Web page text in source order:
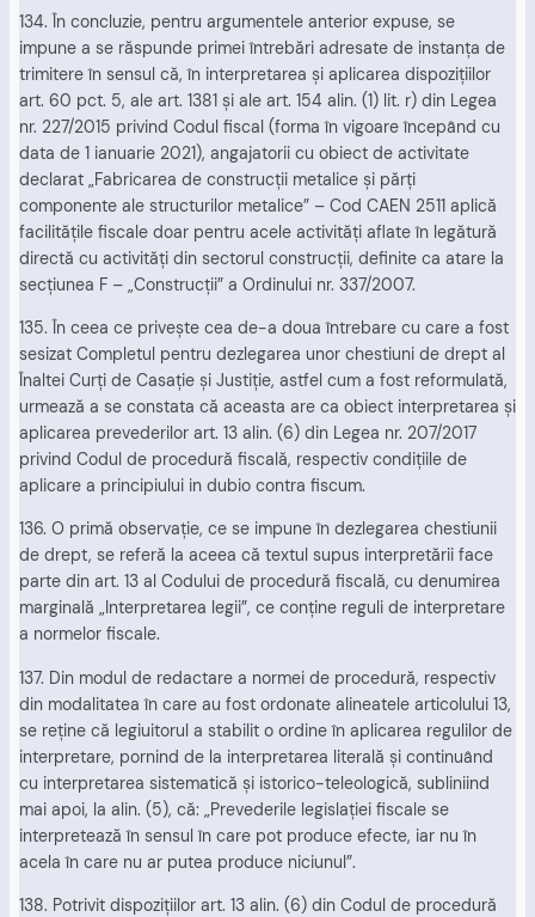
134. În concluzie, pentru argumentele anterior expuse, se
impune a se răspunde primei întrebări adresate de instanţa de
trimitere în sensul că, în interpretarea şi aplicarea dispoziţiilor
art. 60 pct. 5, ale art. 1381 şi ale art. 154 alin. (1) lit. r) din Legea
nr. 227/2015 privind Codul fiscal (forma în vigoare începând cu
data de 1 ianuarie 2021), angajatorii cu obiect de activitate
declarat „Fabricarea de construcţii metalice şi părţi
componente ale structurilor metalice” – Cod CAEN 2511 aplică
facilităţile fiscale doar pentru acele activităţi aflate în legătură
directă cu activităţi din sectorul construcţii, definite ca atare la
secţiunea F – „Construcţii” a Ordinului nr. 337/2007.
135. În ceea ce priveşte cea de-a doua întrebare cu care a fost
sesizat Completul pentru dezlegarea unor chestiuni de drept al
Înaltei Curţi de Casaţie şi Justiţie, astfel cum a fost reformulată,
urmează a se constata că aceasta are ca obiect interpretarea şi
aplicarea prevederilor art. 13 alin. (6) din Legea nr. 207/2017
privind Codul de procedură fiscală, respectiv condiţiile de
aplicare a principiului in dubio contra fiscum.
136. O primă observaţie, ce se impune în dezlegarea chestiunii
de drept, se referă la aceea că textul supus interpretării face
parte din art. 13 al Codului de procedură fiscală, cu denumirea
marginală „Interpretarea legii”, ce conţine reguli de interpretare
a normelor fiscale.
137. Din modul de redactare a normei de procedură, respectiv
din modalitatea în care au fost ordonate alineatele articolului 13,
se reţine că legiuitorul a stabilit o ordine în aplicarea regulilor de
interpretare, pornind de la interpretarea literală şi continuând
cu interpretarea sistematică şi istorico-teleologică, subliniind
mai apoi, la alin. (5), că: „Prevederile legislaţiei fiscale se
interpretează în sensul în care pot produce efecte, iar nu în
acela în care nu ar putea produce niciunul”.
138. Potrivit dispoziţiilor art. 13 alin. (6) din Codul de procedură